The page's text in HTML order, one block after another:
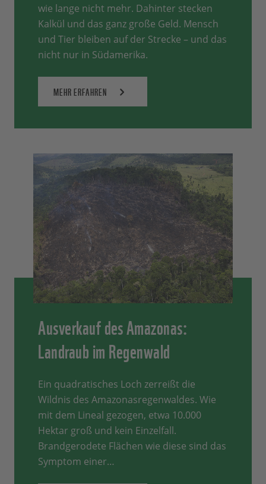
wie lange nicht mehr. Dahinter stecken
Kalkül und das ganz große Geld. Mensch
und Tier bleiben auf der Strecke – und das
nicht nur in Südamerika.
MEHR ERFAHREN
Ausverkauf des Amazonas:
Landraub im Regenwald
Ein quadratisches Loch zerreißt die
Wildnis des Amazonasregenwaldes. Wie
mit dem Lineal gezogen, etwa 10.000
Hektar groß und kein Einzelfall.
Brandgerodete Flächen wie diese sind das
Symptom einer…